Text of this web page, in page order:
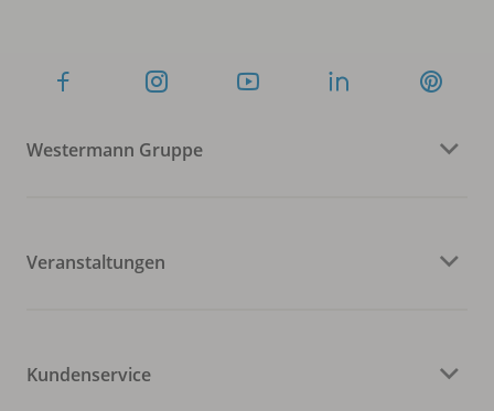
Westermann Gruppe
Veranstaltungen
Kundenservice